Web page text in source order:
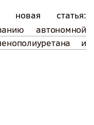
новая статья:
автономной
и